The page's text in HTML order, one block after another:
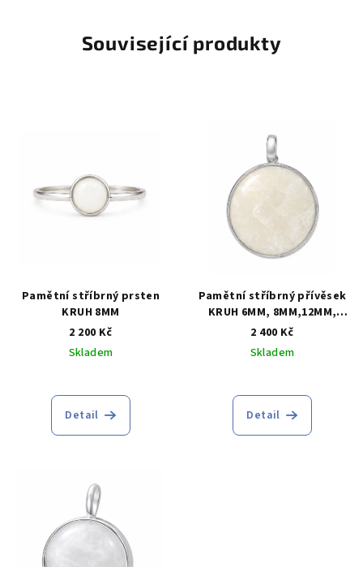
Související produkty
Pamětní stříbrný prsten
KRUH 8MM
2 200 Kč
Skladem
hodnocení
produktu
hvězdiček.
Detail
Pamětní stříbrný přívěsek
KRUH 6MM, 8MM,12MM,
16MM, 20MM
2 400 Kč
Skladem
Detail